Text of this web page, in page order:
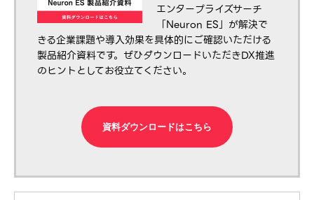
エンタープライズサーチ
「Neuron ES」が解決で
きる企業課題や導入効果を具体的にご確認いただける
製品紹介資料です。ぜひダウンロードいただきDX推進
のヒントとしてお役立てください。
資料ダウンロードはこちら